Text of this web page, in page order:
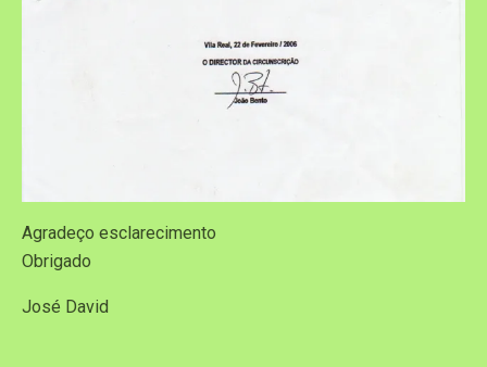
Agradeço esclarecimento
Obrigado
José David